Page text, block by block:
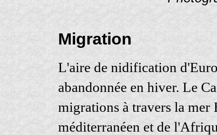
Migration
L'aire de nidification
abandonnée en hiver. Le
migrations à travers la mer
méditerranéen et de